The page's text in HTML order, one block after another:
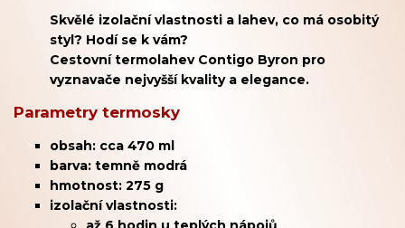
Skvělé izolační vlastnosti a lahev, co má osobitý
styl? Hodí se k vám?
Cestovní termolahev Contigo Byron pro
vyznavače nejvyšší kvality a elegance.
Parametry termosky
obsah: cca 470 ml
barva: temně modrá
hmotnost: 275 g
izolační vlastnosti: